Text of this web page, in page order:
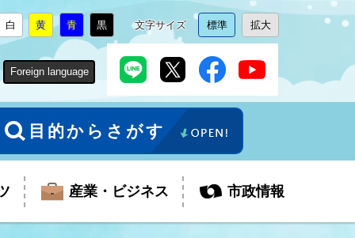
背
景
色
を
白
に
更
背
色
を
黄
に
更
背
色
を
青
に
更
背
景
黒
に
変
文字サイズ
文
字
サ
イ
を
標準
に
変
文
字
サ
イ
拡大
に
変
Foreign language
目的からさがす
産業・ビジネス 市政情報